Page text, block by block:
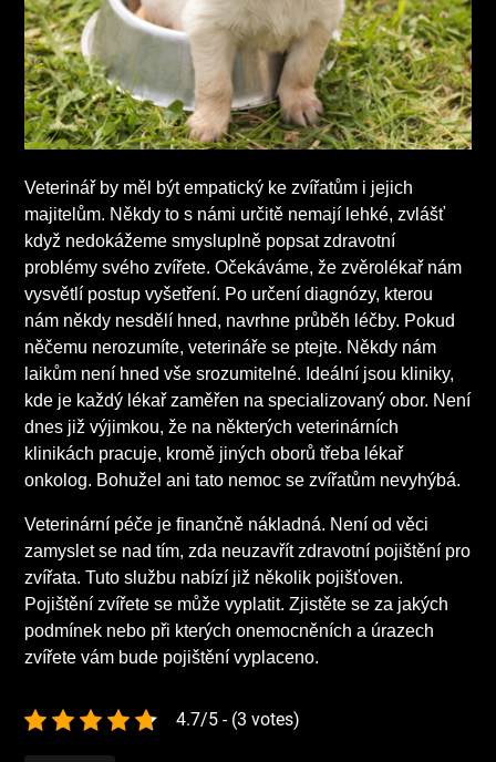
Veterinář by měl být empatický ke zvířatům i jejich
majitelům. Někdy to s námi určitě nemají lehké, zvlášť
když nedokážeme smysluplně popsat zdravotní
problémy svého zvířete. Očekáváme, že zvěrolékař nám
vysvětlí postup vyšetření. Po určení diagnózy, kterou
nám někdy nesdělí hned, navrhne průběh léčby. Pokud
něčemu nerozumíte, veterináře se ptejte. Někdy nám
laikům není hned vše srozumitelné. Ideální jsou kliniky,
kde je každý lékař zaměřen na specializovaný obor. Není
dnes již výjimkou, že na některých veterinárních
klinikách pracuje, kromě jiných oborů třeba lékař
onkolog. Bohužel ani tato nemoc se zvířatům nevyhýbá.
Veterinární péče je finančně nákladná. Není od věci
zamyslet se nad tím, zda neuzavřít zdravotní pojištění pro
zvířata. Tuto službu nabízí již několik pojišťoven.
Pojištění zvířete se může vyplatit. Zjistěte se za jakých
podmínek nebo při kterých onemocněních a úrazech
zvířete vám bude pojištění vyplaceno.
4.7/5 - (3 votes)